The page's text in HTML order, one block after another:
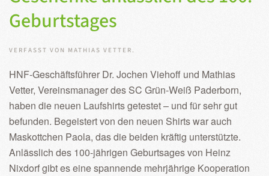
Geburtstages
VERFASST VON MATHIAS VETTER.
HNF-Geschäftsführer Dr. Jochen Viehoff und Mathias
Vetter, Vereinsmanager des SC Grün-Weiß Paderborn,
haben die neuen Laufshirts getestet – und für sehr gut
befunden. Begeistert von den neuen Shirts war auch
Maskottchen Paola, das die beiden kräftig unterstützte.
Anlässlich des 100-jährigen Geburtsages von Heinz
Nixdorf gibt es eine spannende mehrjährige Kooperation